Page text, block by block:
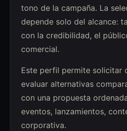
tono de la campaña. La
depende solo del alcance:
con la credibilidad, el
comercial.
Este perfil permite solicitar
evaluar alternativas
con una propuesta
eventos, lanzamientos,
corporativa.